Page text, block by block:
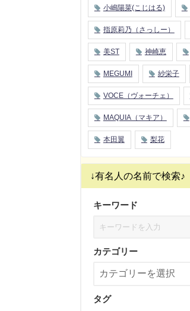
小嶋陽菜(こじはる)
指原莉乃（さっしー）
美ST 神崎恵
MEGUMI 紗栄子
VOCE（ヴォーチェ）
MAQUIA（マキア）
本田翼 梨花
↓有名人の名前で検索♪
キーワード
カテゴリー
タグ